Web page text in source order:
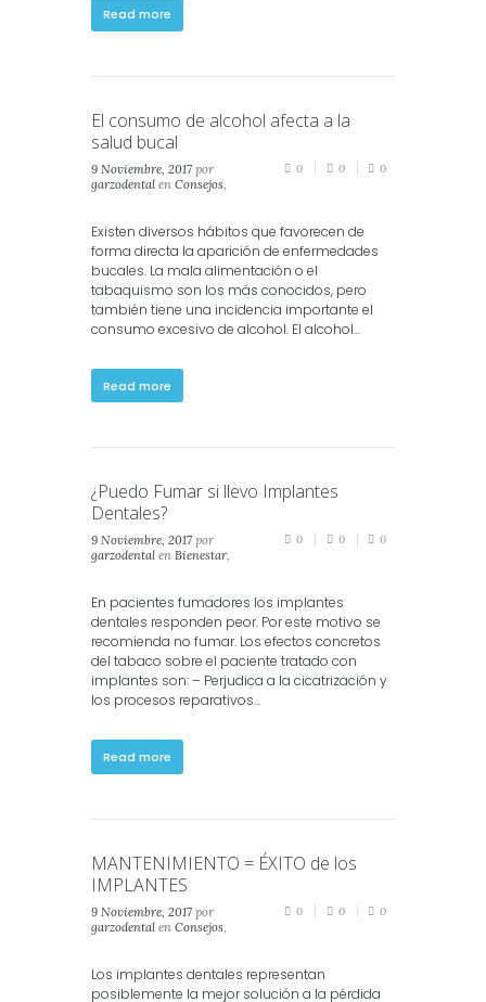
Read more
El consumo de alcohol afecta a la
salud bucal
9 Noviembre, 2017 por
garzodental en Consejos,
0 0 0
Existen diversos hábitos que favorecen de
forma directa la aparición de enfermedades
bucales. La mala alimentación o el
tabaquismo son los más conocidos, pero
también tiene una incidencia importante el
consumo excesivo de alcohol. El alcohol...
Read more
¿Puedo Fumar si llevo Implantes
Dentales?
9 Noviembre, 2017 por
garzodental en Bienestar,
0 0 0
En pacientes fumadores los implantes
dentales responden peor. Por este motivo se
recomienda no fumar. Los efectos concretos
del tabaco sobre el paciente tratado con
implantes son: – Perjudica a la cicatrización y
los procesos reparativos...
Read more
MANTENIMIENTO = ÉXITO de los
IMPLANTES
9 Noviembre, 2017 por
garzodental en Consejos,
0 0 0
Los implantes dentales representan
posiblemente la mejor solución a la pérdida